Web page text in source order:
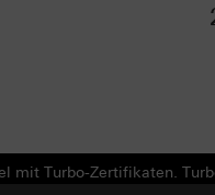
mit Turbo-Zertifikaten.